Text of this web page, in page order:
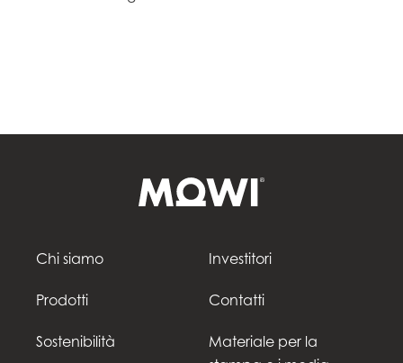
Mowi Scotland
Mowi Turkey
Americas
Chi siamo
Prodotti
Sostenibilità
Investitori
Contatti
Materiale per la